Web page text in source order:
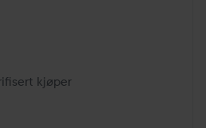
opprettet 1 uke
kjøper